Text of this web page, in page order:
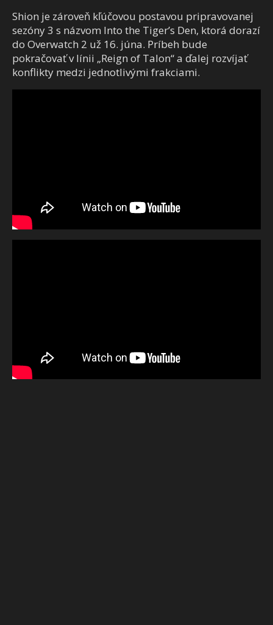
Shion je zároveň kľúčovou postavou pripravovanej
sezóny 3 s názvom Into the Tiger’s Den, ktorá dorazí
do Overwatch 2 už 16. júna. Príbeh bude
pokračovať v línii „Reign of Talon“ a ďalej rozvíjať
konflikty medzi jednotlivými frakciami.